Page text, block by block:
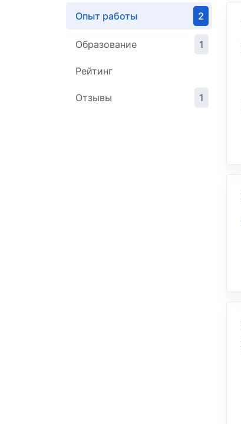
Опыт работы 2
Образование 1
Рейтинг
Отзывы 1